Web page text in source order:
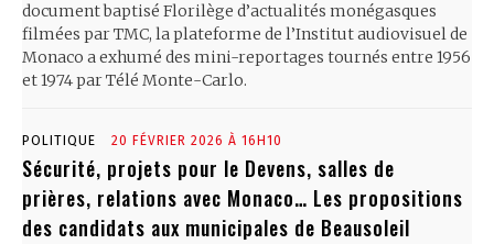
document baptisé Florilège d’actualités monégasques
filmées par TMC, la plateforme de l’Institut audiovisuel de
Monaco a exhumé des mini-reportages tournés entre 1956
et 1974 par Télé Monte-Carlo.
POLITIQUE 20 FÉVRIER 2026 À 16H10
Sécurité, projets pour le Devens, salles de
prières, relations avec Monaco… Les propositions
des candidats aux municipales de Beausoleil